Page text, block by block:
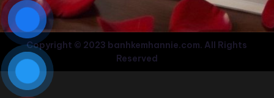
Copyright © 2023 banhkemhannie.com. All Rights
Reserved